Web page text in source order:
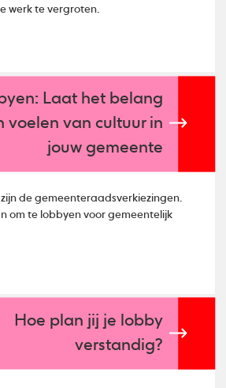
werk te vergroten.
Laat het belang
voelen van cultuur in
jouw gemeente
de gemeenteraadsverkiezingen.
om te lobbyen voor gemeentelijk
Hoe plan jij je lobby
verstandig?